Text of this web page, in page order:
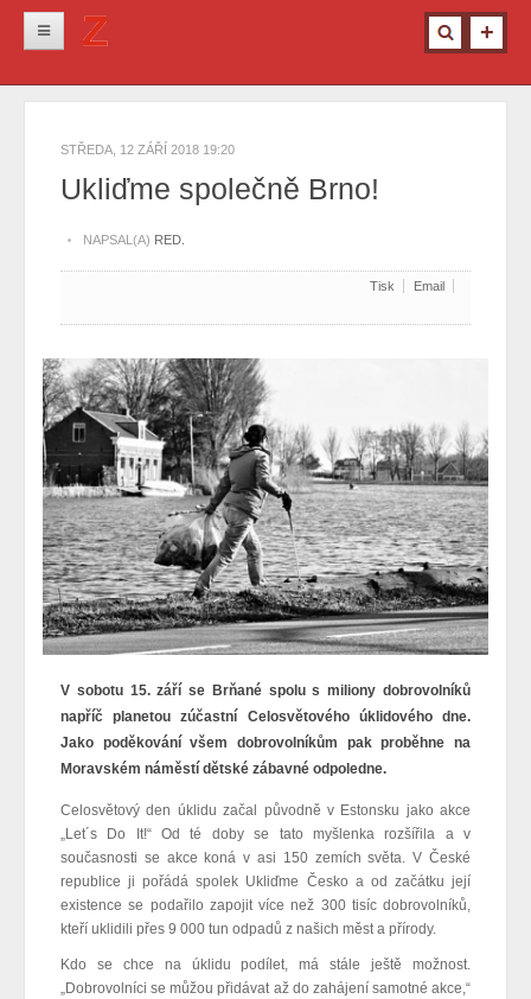
Kultura
STŘEDA, 12 ZÁŘÍ 2018 19:20
Ukliďme společně Brno!
NAPSAL(A) RED.
Tisk Email
V sobotu 15. září se Brňané spolu s miliony dobrovolníků
napříč planetou zúčastní Celosvětového úklidového dne.
Jako poděkování všem dobrovolníkům pak proběhne na
Moravském náměstí dětské zábavné odpoledne.
Celosvětový den úklidu začal původně v Estonsku jako akce
„Let´s Do It!“ Od té doby se tato myšlenka rozšířila a v
současnosti se akce koná v asi 150 zemích světa. V České
republice ji pořádá spolek Ukliďme Česko a od začátku její
existence se podařilo zapojit více než 300 tisíc dobrovolníků,
kteří uklidili přes 9 000 tun odpadů z našich měst a přírody.
Kdo se chce na úklidu podílet, má stále ještě možnost.
„Dobrovolníci se můžou přidávat až do zahájení samotné akce,“